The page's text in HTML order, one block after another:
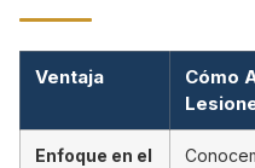
Ventaja
Cómo
Enfoque en el